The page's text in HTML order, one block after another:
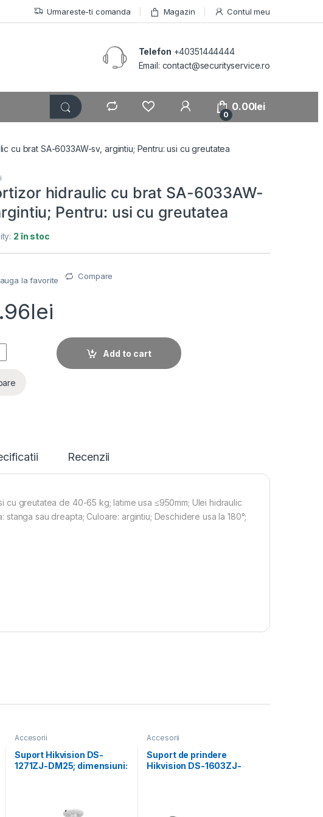
Urmareste-ti comanda Magazin Contul meu
Telefon +40351444444
Email: contact@securityservice.ro
0
0.00lei
cu brat SA-6033AW-sv, argintiu; Pentru: usi cu greutatea
hidraulic cu brat SA-6033AW-
Pentru: usi cu greutatea
2 în stoc
la favorite Compare
lei
hidraulic cu brat SA-6033AW-sv, argintiu; Pentru: usi cu greutatea
Add to cart
Recenzii
cu greutatea de 40-65 kg; latime usa ≤950mm; Ulei hidraulic
sau dreapta; Culoare: argintiu; Deschidere usa la 180°;
Accesorii
Suport Hikvision DS-
1271ZJ-DM25; dimensiuni:
Accesorii
Suport de prindere
Hikvision DS-1603ZJ-